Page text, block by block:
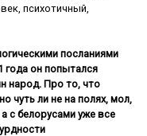
психотичный,
посланиями
года он попытался
народ. Про то, что
чуть ли не на полях, мол,
с белорусами уже все